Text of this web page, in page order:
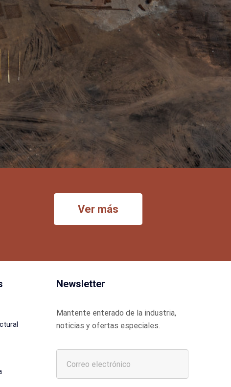
Ver más
Newsletter
Mantente enterado de la industria,
noticias y ofertas especiales.